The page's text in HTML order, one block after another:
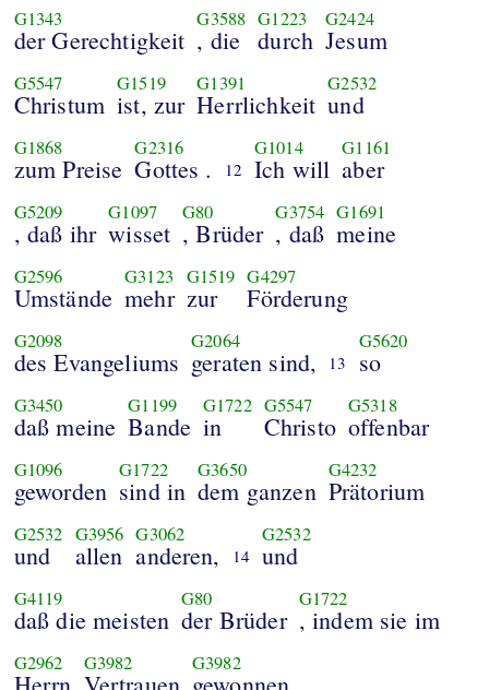
G1343
der Gerechtigkeit
G3588
, die
G1223
durch
G2424
Jesum
G5547
Christum
G1519
ist, zur
G1391
Herrlichkeit
G2532
und
G1868
zum Preise
G2316
Gottes . 12
G1014
Ich will
G1161
aber
G5209
, daß ihr
G1097
wisset
G80
, Brüder
G3754
, daß
G1691
meine
G2596
Umstände
G3123
mehr
G1519
zur
G4297
Förderung
G2098
des Evangeliums
G2064
geraten sind, 13
G5620
so
G3450
daß meine
G1199
Bande
G1722
in
G5547
Christo
G5318
offenbar
G1096
geworden
G1722
sind in
G3650
dem ganzen
G4232
Prätorium
G2532
und
G3956
allen
G3062
anderen, 14
G2532
und
G4119
daß die meisten
G80
der Brüder
G1722
, indem sie im
G2962 G3982 G3982